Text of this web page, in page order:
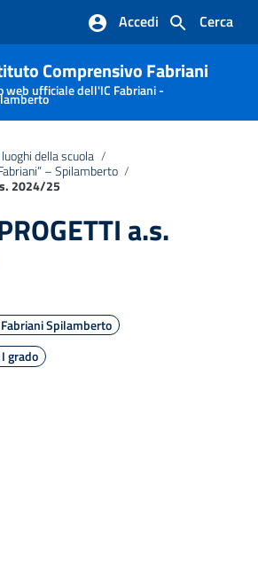
Cerca
Accedi
navigazione
Comprensivo Fabriani
web ufficiale dell'IC Fabriani -
luoghi della scuola /
– Spilamberto /
2024/25
a.s.
Spilamberto
grado